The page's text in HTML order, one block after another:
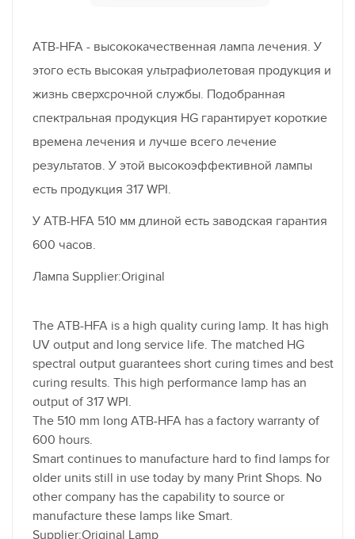
ATB-HFA - высококачественная лампа лечения. У
этого есть высокая ультрафиолетовая продукция и
жизнь сверхсрочной службы. Подобранная
спектральная продукция HG гарантирует короткие
времена лечения и лучше всего лечение
результатов. У этой высокоэффективной лампы
есть продукция 317 WPI.
У ATB-HFA 510 мм длиной есть заводская гарантия
600 часов.
Лампа Supplier:Original
The ATB-HFA is a high quality curing lamp. It has high
UV output and long service life. The matched HG
spectral output guarantees short curing times and best
curing results. This high performance lamp has an
output of 317 WPI.
The 510 mm long ATB-HFA has a factory warranty of
600 hours.
Smart continues to manufacture hard to find lamps for
older units still in use today by many Print Shops. No
other company has the capability to source or
manufacture these lamps like Smart.
Supplier:Original Lamp